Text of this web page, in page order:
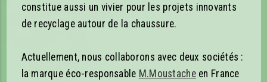
constitue aussi un vivier pour les projets innovants
de recyclage autour de la chaussure.
Actuellement, nous collaborons avec deux sociétés :
la marque éco-responsable M.Moustacheen France